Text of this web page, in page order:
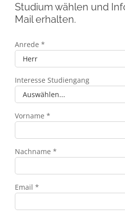
Studium wählen und
Mail erhalten.
Anrede *
Interesse Studiengang
Vorname *
Nachname *
Email *